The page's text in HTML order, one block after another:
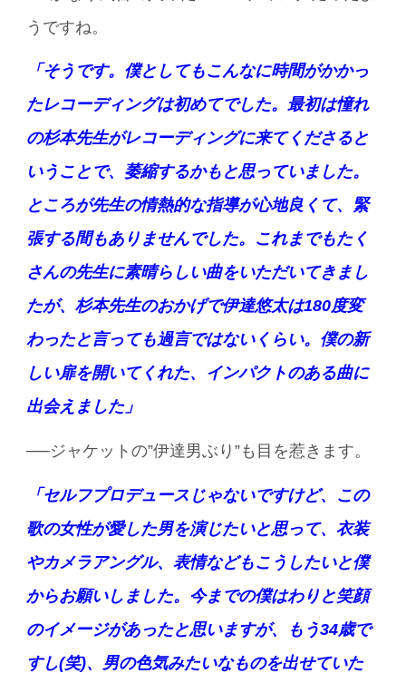
うですね。
「そうです。僕としてもこんなに時間がかかっ
たレコーディングは初めてでした。最初は憧れ
の杉本先生がレコーディングに来てくださると
いうことで、萎縮するかもと思っていました。
ところが先生の情熱的な指導が心地良くて、緊
張する間もありませんでした。これまでもたく
さんの先生に素晴らしい曲をいただいてきまし
たが、杉本先生のおかげで伊達悠太は180度変
わったと言っても過言ではないくらい。僕の新
しい扉を開いてくれた、インパクトのある曲に
出会えました」
──ジャケットの”伊達男ぶり”も目を惹きます。
「セルフプロデュースじゃないですけど、この
歌の女性が愛した男を演じたいと思って、衣装
やカメラアングル、表情などもこうしたいと僕
からお願いしました。今までの僕はわりと笑顔
のイメージがあったと思いますが、もう34歳で
すし(笑)、男の色気みたいなものを出せていた